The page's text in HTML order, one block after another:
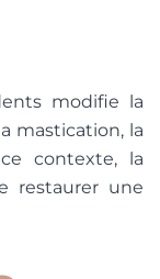
modifie la
mastication, la
contexte, la
restaurer une